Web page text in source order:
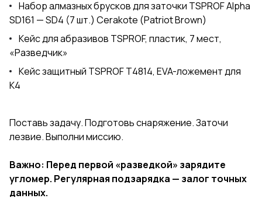
Набор алмазных брусков для заточки TSPROF Alpha
SD161 — SD4 (7 шт.) Cerakote (Patriot Brown)
Кейс для абразивов TSPROF, пластик, 7 мест,
«Разведчик»
Кейс защитный TSPROF Т4814, EVA-ложемент для
К4
Поставь задачу. Подготовь снаряжение. Заточи
лезвие. Выполни миссию.
Важно: Перед первой «разведкой» зарядите
угломер. Регулярная подзарядка — залог точных
данных.